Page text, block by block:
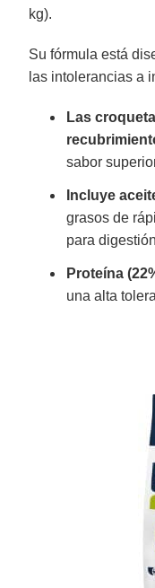
kg).
Su fórmula está
las intolerancias a
Las
sabor
Incluye
grasos de
para
Proteína
una alta